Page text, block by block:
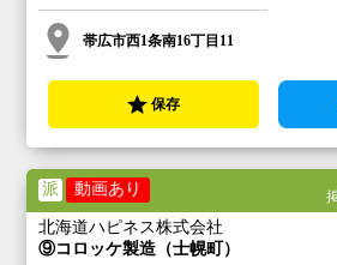
帯広市西1条南16丁目11
保存
派 動画あり
北海道ハピネス株式会社
⑨コロッケ製造（士幌町）